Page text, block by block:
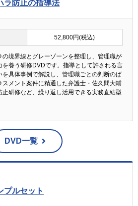
ラ防止の指導法
52,800円(税込)
境界線とグレーゾーンを整理し、管理職が
養う研修DVDです。指導として許される言
具体事例で解説し、管理職ごとの判断のば
スメント案件に精通した弁護士・佐久間大輔
止研修など、繰り返し活用できる実務直結型
DVD一覧
プルセット